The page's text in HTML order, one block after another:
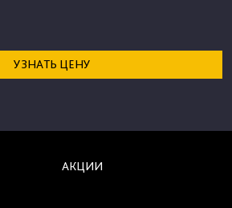
УЗНАТЬ ЦЕНУ
АКЦИИ